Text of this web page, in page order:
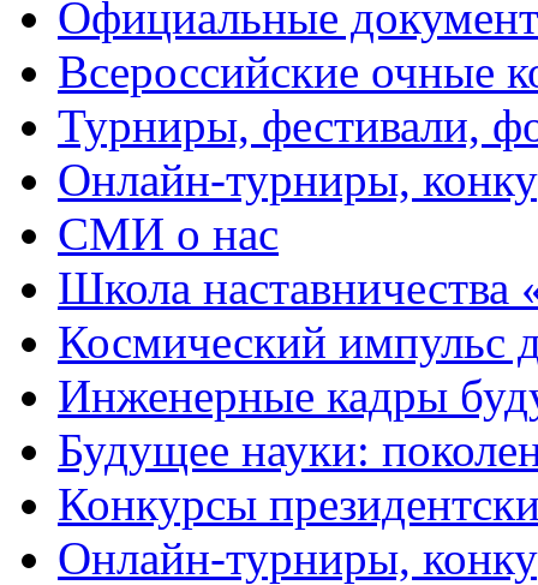
Официальные
Всероссийские очные
Турниры, фестивали,
Онлайн-турниры,
СМИ о нас
Школа
Космический импульс
Инженерные кадры
Будущее науки:
Конкурсы
Онлайн-турниры,